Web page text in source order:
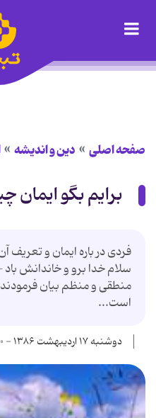
صفحه اصلی دین و اندیشه
برایم بگو
فردی در باره ایمان و تعریف
سلام خدا برو و خاندانش باد
منطقی و منظم بیان فرمودند
است...
دوشنبه ۱۷ اردیبهشت ۱۳۸۶ - ۰۰:۰۰